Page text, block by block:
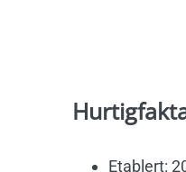
Etablert: